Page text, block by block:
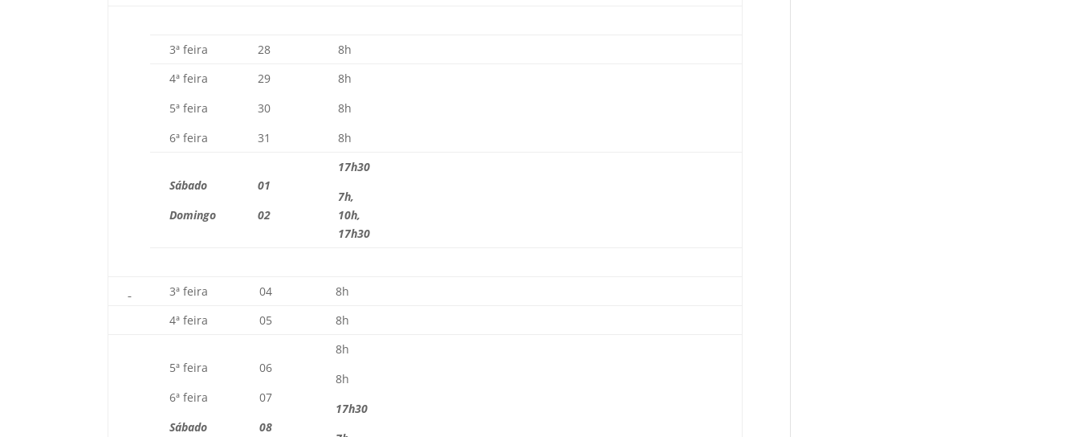
3ª feira 28
8h
4ª feira
5ª feira
6ª feira
29
30
31
8h
8h
8h
Sábado
Domingo
01
02
17h30
7h,
10h,
17h30
3ª feira 04
8h
4ª feira
05 8h
5ª feira
6ª feira
Sábado
06
07
08
8h
8h
17h30